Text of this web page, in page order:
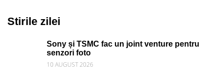
Stirile zilei
Sony și TSMC fac un joint venture pentru
senzori foto
10 AUGUST 2026